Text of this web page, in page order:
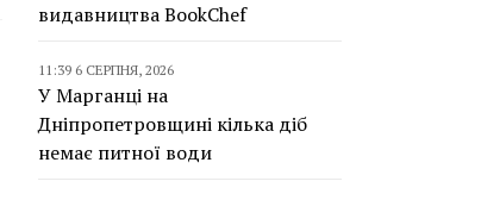
видавництва BookChef
11:39 6 СЕРПНЯ, 2026
У Марганці на
Дніпропетровщині кілька діб
немає питної води